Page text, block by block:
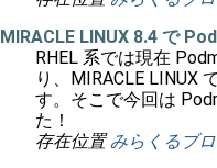
MIRACLE LINUX 8.4 で
RHEL 系では現在
り、MIRACLE LINUX
す。そこで今回は
た！
存在位置 みらくるブ